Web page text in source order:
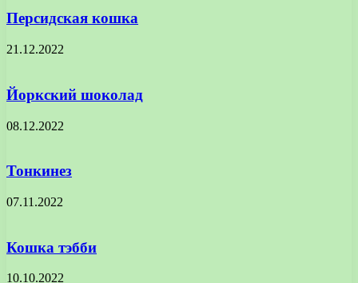
Персидская кошка
21.12.2022
Йоркский шоколад
08.12.2022
Тонкинез
07.11.2022
Кошка тэбби
10.10.2022